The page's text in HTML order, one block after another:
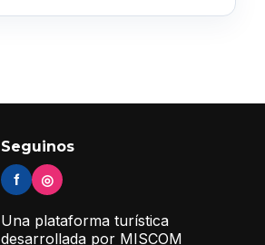
Seguinos
f ◎
Una plataforma turística
desarrollada por MISCOM